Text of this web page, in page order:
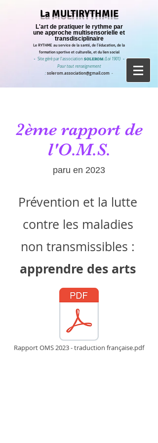
La MULTIRYTHMIE
L'art de pratiquer le rythme par
une approche multisensorielle et
transdisciplinaire
Le RYTHME au service de la santé, de l'éducation, de la
formation sportive et culturelle, et du lien social
- Site géré par l'association SOLEROM (Loi 1901) -
Pour tout renseignement
: solerom.association@gmail.com -
2ème rapport de
l'O.M.S.
paru en 2023
Prévention et la lutte
contre les maladies
non transmissibles :
apprendre des arts
Rapport OMS 2023 - traduction française.pdf